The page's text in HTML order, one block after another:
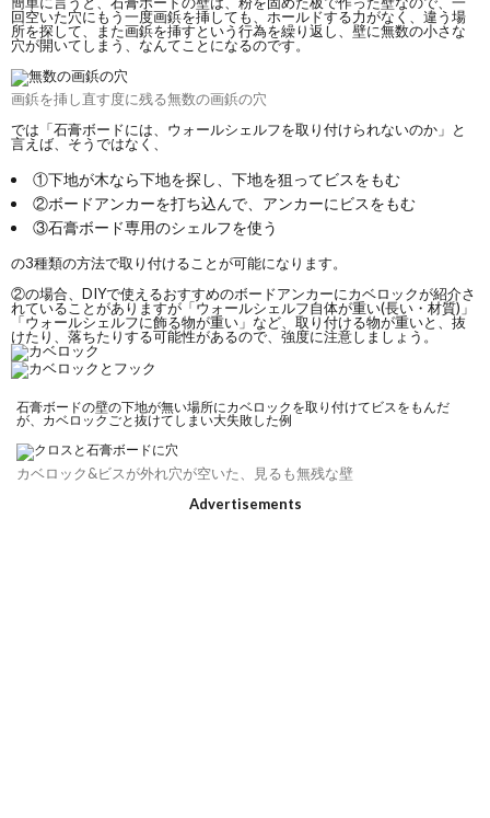
回空いた穴にもう一度画鋲を挿しても、ホールドする力がなく、違う場
所を探して、また画鋲を挿すという行為を繰り返し、壁に無数の小さな
穴が開いてしまう、なんてことになるのです。
画鋲を挿し直す度に残る無数の画鋲の穴
では「石膏ボードには、ウォールシェルフを取り付けられないのか」と
言えば、そうではなく、
①下地が木なら下地を探し、下地を狙ってビスをもむ
②ボードアンカーを打ち込んで、アンカーにビスをもむ
③石膏ボード専用のシェルフを使う
の3種類の方法で取り付けることが可能になります。
②の場合、DIYで使えるおすすめのボードアンカーにカベロックが紹介さ
れていることがありますが「ウォールシェルフ自体が重い(長い・材質)」
「ウォールシェルフに飾る物が重い」など、取り付ける物が重いと、抜
けたり、落ちたりする可能性があるので、強度に注意しましょう。
石膏ボードの壁の下地が無い場所にカベロックを取り付けてビスをもんだ
が、カベロックごと抜けてしまい大失敗した例
カベロック&ビスが外れ穴が空いた、見るも無残な壁
Advertisements